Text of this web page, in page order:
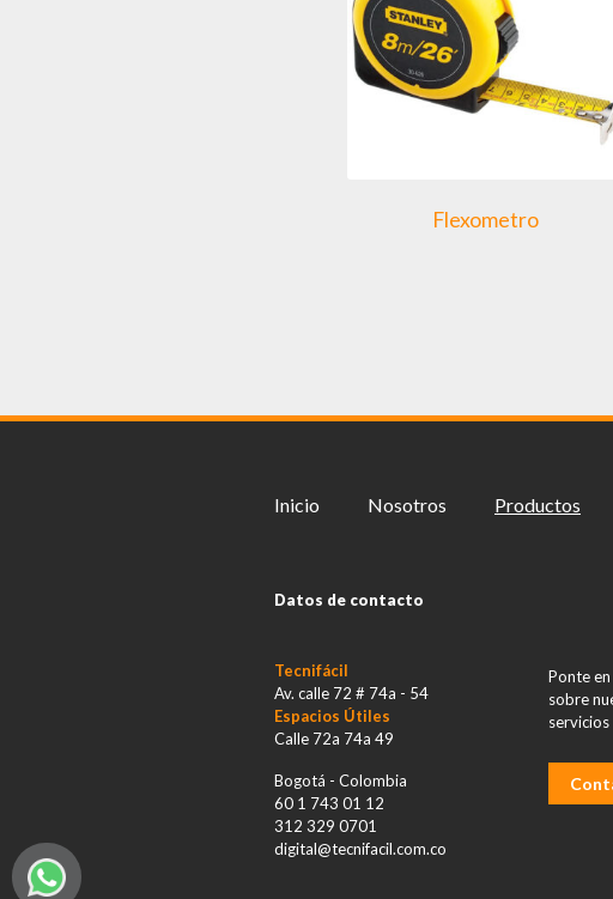
Flexometro
Inicio Nosotros Productos
Datos de contacto
Tecnifácil
Av. calle 72 # 74a - 54
Espacios Útiles
Calle 72a 74a 49
Bogotá - Colombia
60 1 743 01 12
312 329 0701
digital@tecnifacil.com.co
Ponte
sobre
servicios